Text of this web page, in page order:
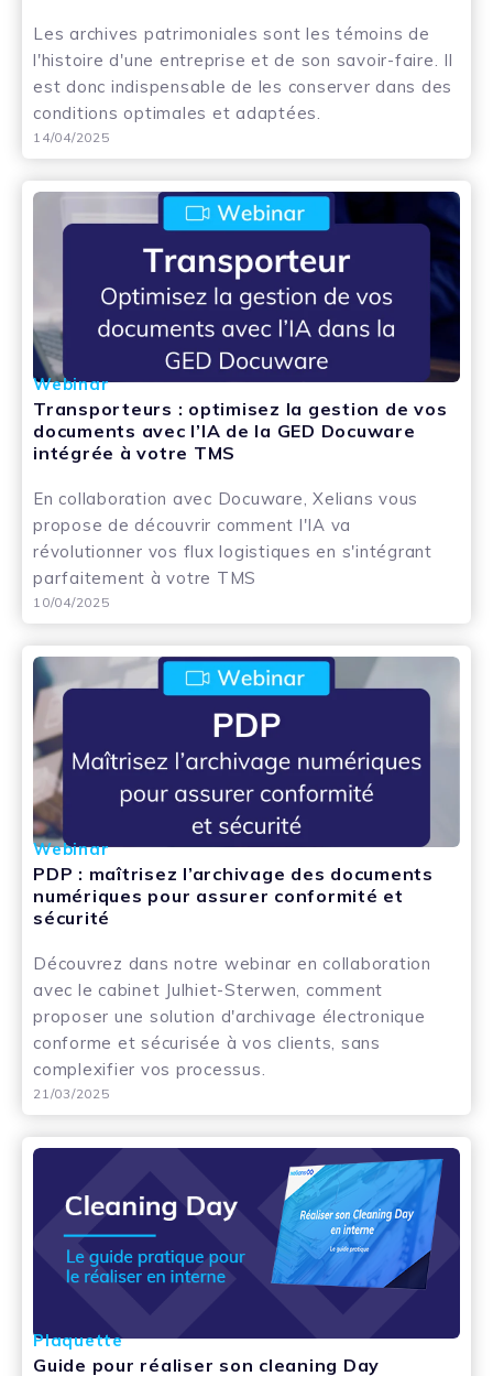
Les archives patrimoniales sont les témoins de
l'histoire d'une entreprise et de son savoir-faire. Il
est donc indispensable de les conserver dans des
conditions optimales et adaptées.
14/04/2025
Webinar
Transporteurs : optimisez la gestion de vos
documents avec l’IA de la GED Docuware
intégrée à votre TMS
En collaboration avec Docuware, Xelians vous
propose de découvrir comment l'IA va
révolutionner vos flux logistiques en s'intégrant
parfaitement à votre TMS
10/04/2025
Webinar
PDP : maîtrisez l’archivage des documents
numériques pour assurer conformité et
sécurité
Découvrez dans notre webinar en collaboration
avec le cabinet Julhiet-Sterwen, comment
proposer une solution d'archivage électronique
conforme et sécurisée à vos clients, sans
complexifier vos processus.
21/03/2025
Plaquette
Guide pour réaliser son cleaning Day